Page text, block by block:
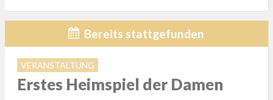
Bereits stattgefunden
VERANSTALTUNG
Erstes Heimspiel der Damen